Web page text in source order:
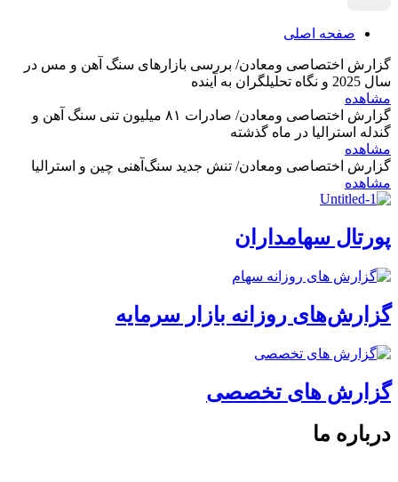
صفحه اصلی
گزارش اختصاصی ومعادن/ بررسی بازارهای سنگ آهن و مس در
سال 2025 و نگاه تحلیلگران به آینده
مشاهده
گزارش اختصاصی ومعادن/ صادرات ۸۱ میلیون تنی سنگ آهن و
گندله استرالیا در ماه گذشته
مشاهده
گزارش اختصاصی ومعادن/ تنش جدید سنگ‌آهنی چین و استرالیا
مشاهده
پورتال سهامداران
گزارش‌های روزانه بازار سرمایه
گزارش های تخصصی
درباره ما